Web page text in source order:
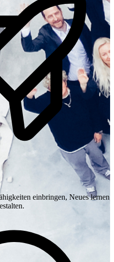
einbringen, Neues lernen